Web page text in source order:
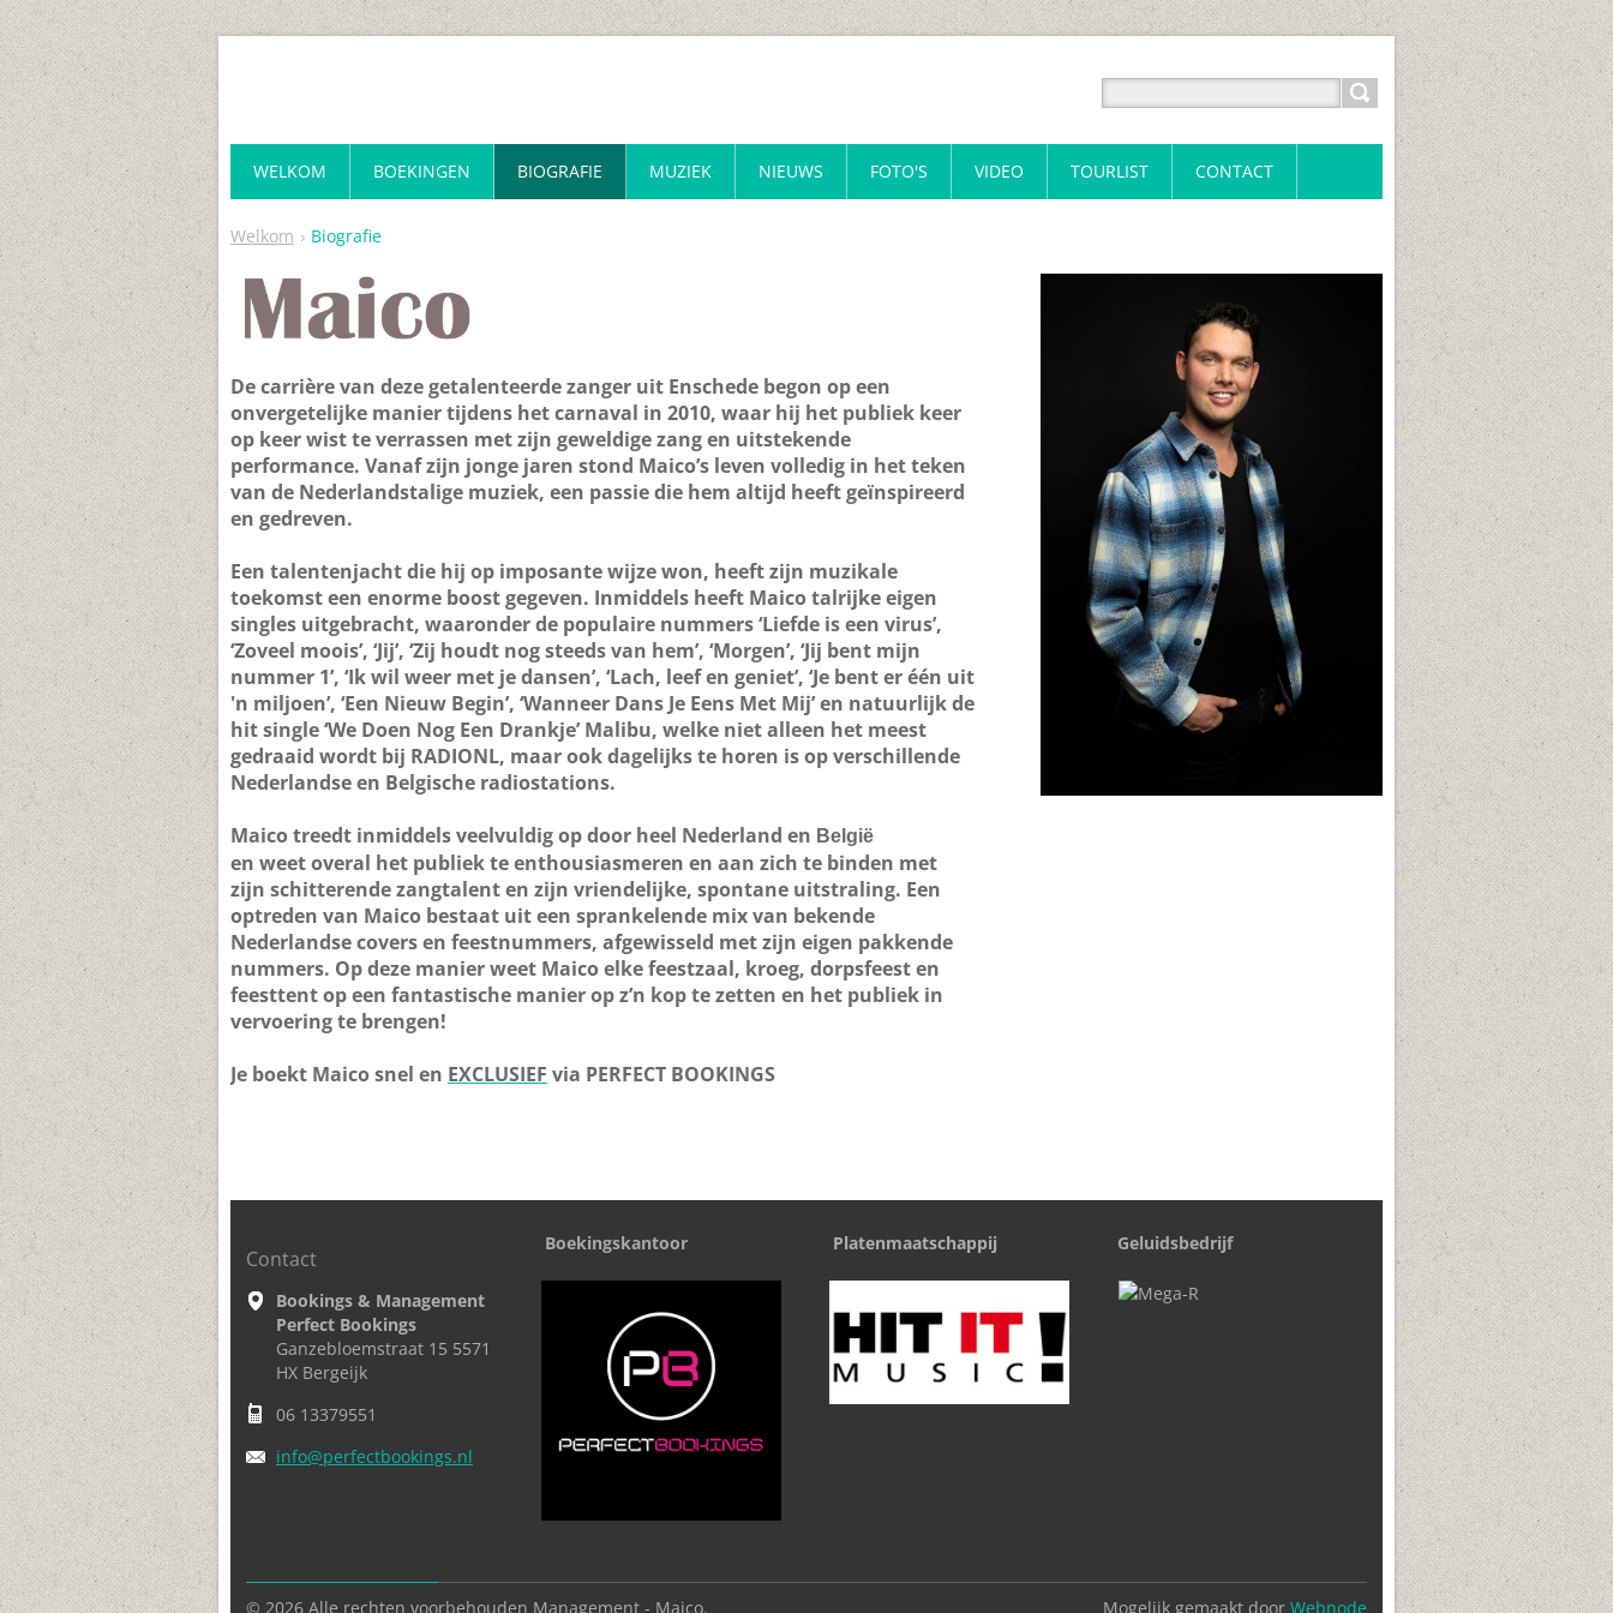
Welkom Biografie
De carrière van deze getalenteerde zanger uit Enschede begon op een
onvergetelijke manier tijdens het carnaval in 2010, waar hij het publiek keer
op keer wist te verrassen met zijn geweldige zang en uitstekende
performance. Vanaf zijn jonge jaren stond Maico’s leven volledig in het teken
van de Nederlandstalige muziek, een passie die hem altijd heeft geïnspireerd
en gedreven.
Een talentenjacht die hij op imposante wijze won, heeft zijn muzikale
toekomst een enorme boost gegeven. Inmiddels heeft Maico talrijke eigen
singles uitgebracht, waaronder de populaire nummers ‘Liefde is een virus’,
‘Zoveel moois’, ‘Jij’, ‘Zij houdt nog steeds van hem’, ‘Morgen’, ‘Jij bent mijn
nummer 1’, ‘Ik wil weer met je dansen’, ‘Lach, leef en geniet’, ‘Je bent er één uit
'n miljoen’, ‘Een Nieuw Begin’, ‘Wanneer Dans Je Eens Met Mij’ en natuurlijk de
hit single ‘We Doen Nog Een Drankje’ Malibu, welke niet alleen het meest
gedraaid wordt bij RADIONL, maar ook dagelijks te horen is op verschillende
Nederlandse en Belgische radiostations.
Maico treedt inmiddels veelvuldig op door heel Nederland en België
en weet overal het publiek te enthousiasmeren en aan zich te binden met
zijn schitterende zangtalent en zijn vriendelijke, spontane uitstraling. Een
optreden van Maico bestaat uit een sprankelende mix van bekende
Nederlandse covers en feestnummers, afgewisseld met zijn eigen pakkende
nummers. Op deze manier weet Maico elke feestzaal, kroeg, dorpsfeest en
feesttent op een fantastische manier op z’n kop te zetten en het publiek in
vervoering te brengen!
Je boekt Maico snel en EXCLUSIEF via PERFECT BOOKINGS
WELKOM BOEKINGEN BIOGRAFIE MUZIEK NIEUWS FOTO'S VIDEO TOURLIST CONTACT
Contact
Bookings & Management
Perfect Bookings
Ganzebloemstraat 15 5571
HX Bergeijk
06 13379551
info@perfectbookings.nl
Boekingskantoor Platenmaatschappij Geluidsbedrijf
© 2026 Alle rechten voorbehouden Management - Maico. Mogelijk gemaakt door Webnode